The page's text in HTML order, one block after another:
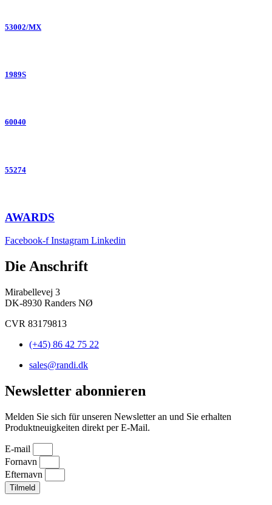
53002/MX
1989S
60040
55274
AWARDS
Facebook-f Instagram Linkedin
Die Anschrift
Mirabellevej 3
DK-8930 Randers NØ
CVR 83179813
(+45) 86 42 75 22
sales@randi.dk
Newsletter abonnieren
Melden Sie sich für unseren Newsletter an und Sie erhalten
Produktneuigkeiten direkt per E-Mail.
E-mail
Fornavn
Efternavn
Tilmeld